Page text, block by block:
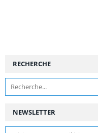
NEWSLETTER
RECHERCHE